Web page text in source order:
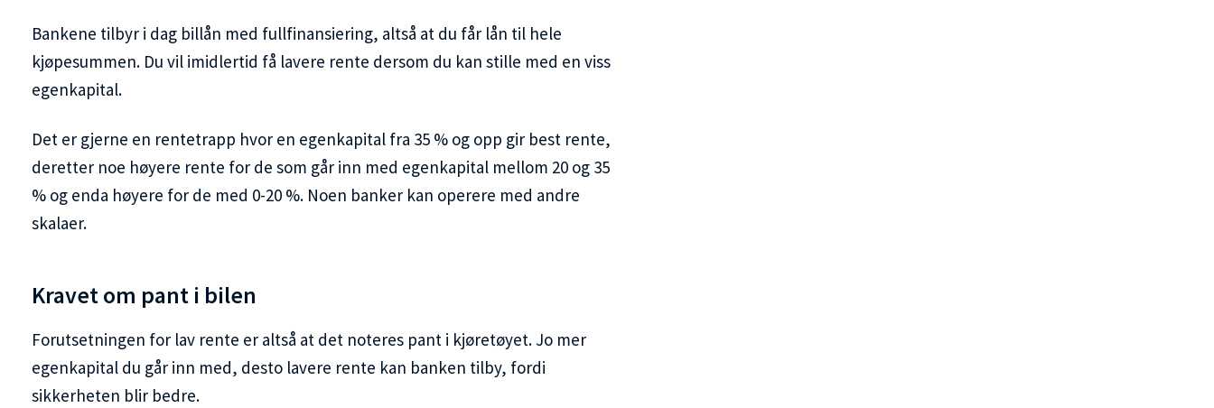
Bankene tilbyr i dag billån med fullfinansiering, altså at du får lån til hele
kjøpesummen. Du vil imidlertid få lavere rente dersom du kan stille med en viss
egenkapital.
Det er gjerne en rentetrapp hvor en egenkapital fra 35 % og opp gir best rente,
deretter noe høyere rente for de som går inn med egenkapital mellom 20 og 35
% og enda høyere for de med 0-20 %. Noen banker kan operere med andre
skalaer.
Kravet om pant i bilen
Forutsetningen for lav rente er altså at det noteres pant i kjøretøyet. Jo mer
egenkapital du går inn med, desto lavere rente kan banken tilby, fordi
sikkerheten blir bedre.